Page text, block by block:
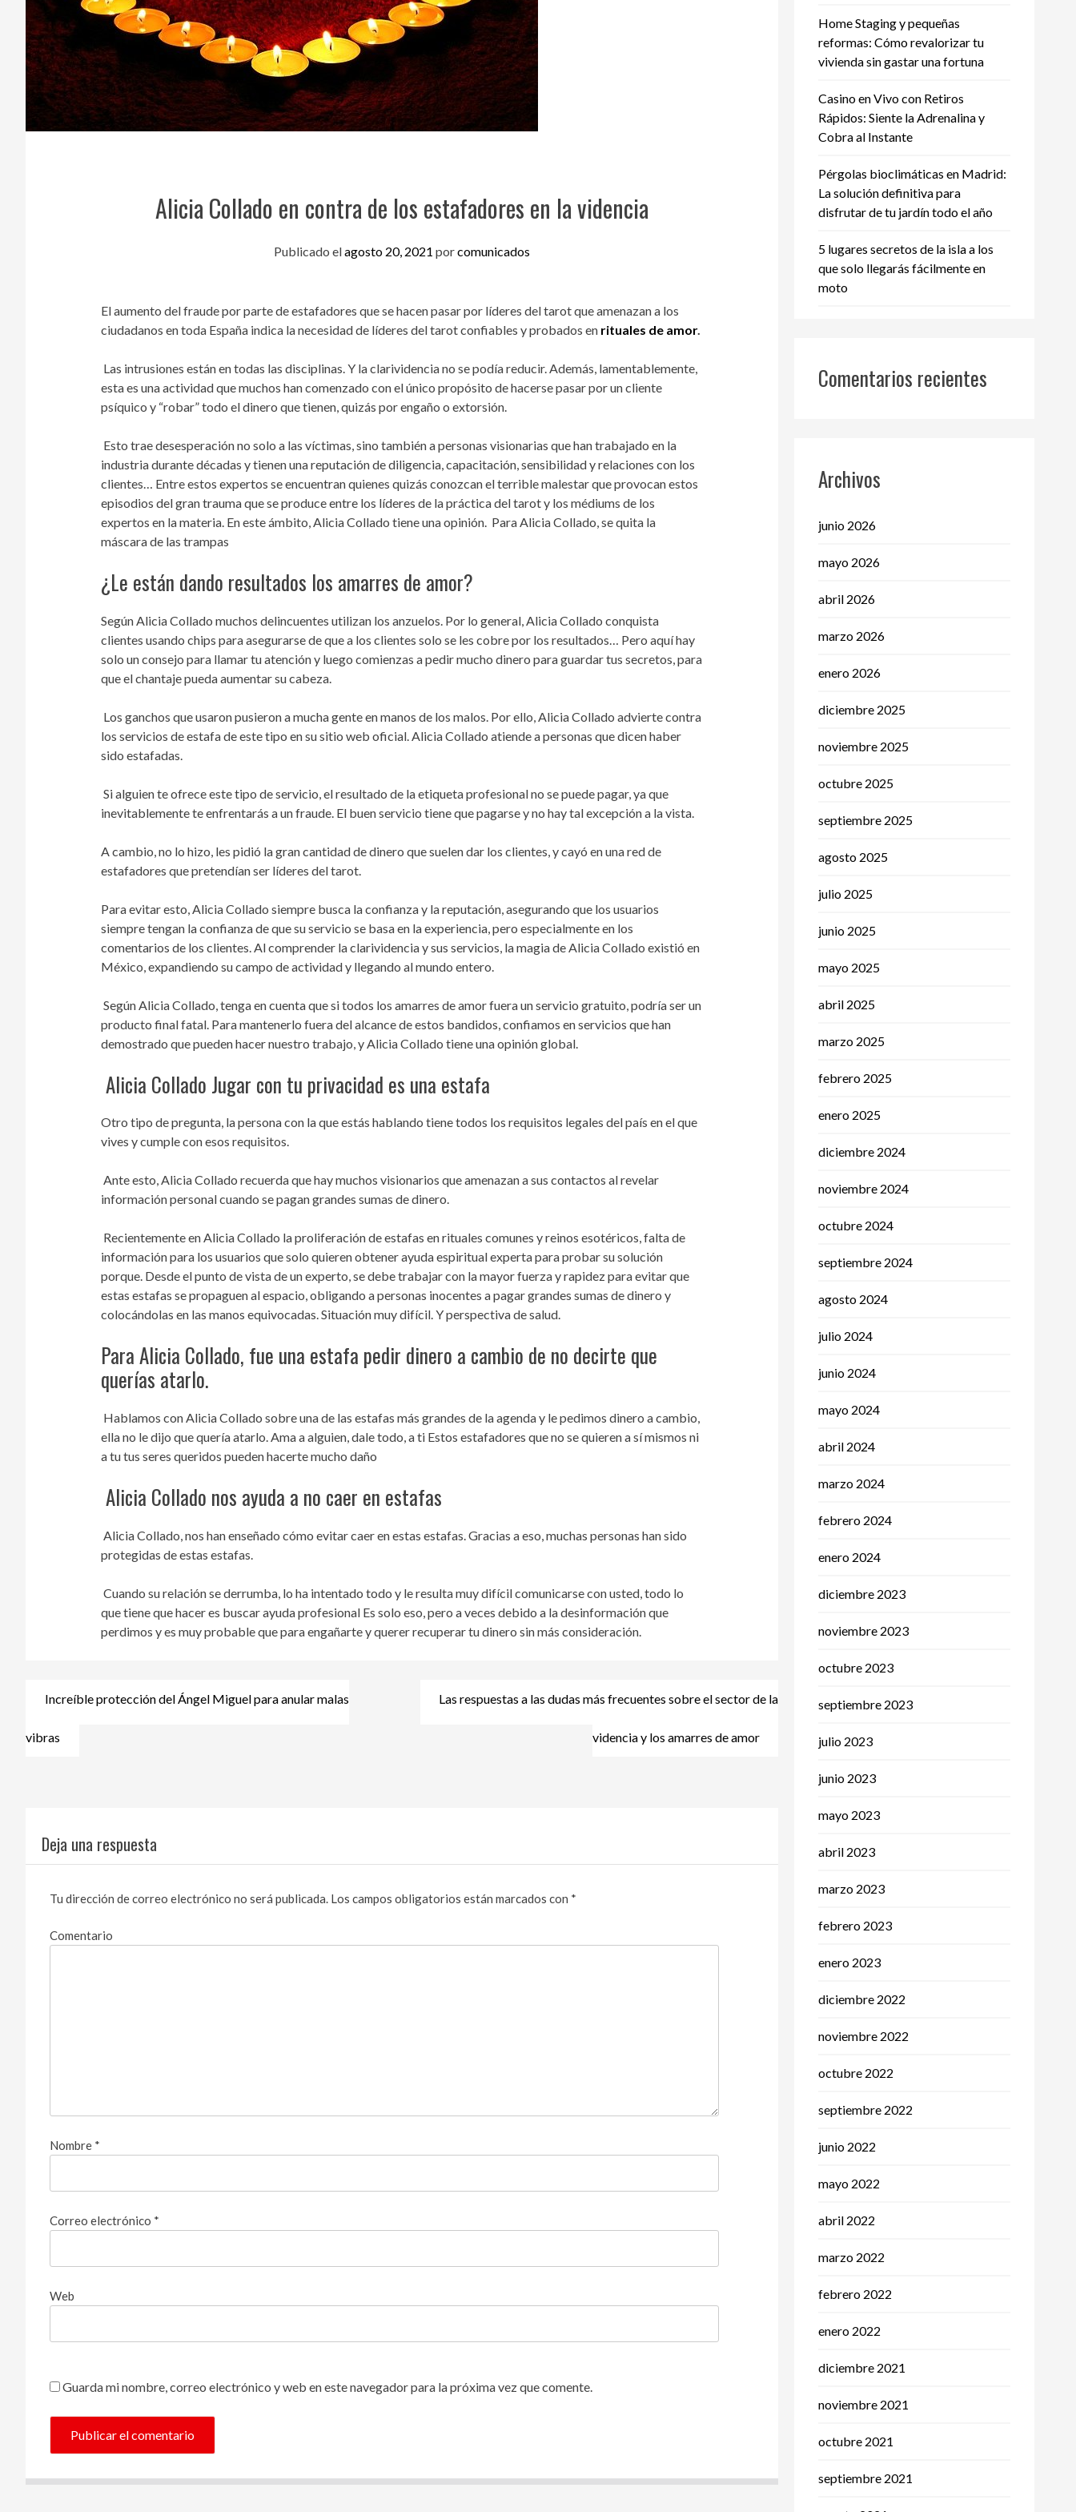
Alicia Collado en contra de los estafadores en la videncia
Publicado elagosto 20, 2021 porcomunicados
El aumento del fraude por parte de estafadores que se hacen pasar por líderes del tarot que amenazan a los
ciudadanos en toda España indica la necesidad de líderes del tarot confiables y probados en rituales de amor.
Las intrusiones están en todas las disciplinas. Y la clarividencia no se podía reducir. Además, lamentablemente,
esta es una actividad que muchos han comenzado con el único propósito de hacerse pasar por un cliente
psíquico y “robar” todo el dinero que tienen, quizás por engaño o extorsión.
Esto trae desesperación no solo a las víctimas, sino también a personas visionarias que han trabajado en la
industria durante décadas y tienen una reputación de diligencia, capacitación, sensibilidad y relaciones con los
clientes… Entre estos expertos se encuentran quienes quizás conozcan el terrible malestar que provocan estos
episodios del gran trauma que se produce entre los líderes de la práctica del tarot y los médiums de los
expertos en la materia. En este ámbito, Alicia Collado tiene una opinión. Para Alicia Collado, se quita la
máscara de las trampas
¿Le están dando resultados los amarres de amor?
Según Alicia Collado muchos delincuentes utilizan los anzuelos. Por lo general, Alicia Collado conquista
clientes usando chips para asegurarse de que a los clientes solo se les cobre por los resultados… Pero aquí hay
solo un consejo para llamar tu atención y luego comienzas a pedir mucho dinero para guardar tus secretos, para
que el chantaje pueda aumentar su cabeza.
Los ganchos que usaron pusieron a mucha gente en manos de los malos. Por ello, Alicia Collado advierte contra
los servicios de estafa de este tipo en su sitio web oficial. Alicia Collado atiende a personas que dicen haber
sido estafadas.
Si alguien te ofrece este tipo de servicio, el resultado de la etiqueta profesional no se puede pagar, ya que
inevitablemente te enfrentarás a un fraude. El buen servicio tiene que pagarse y no hay tal excepción a la vista.
A cambio, no lo hizo, les pidió la gran cantidad de dinero que suelen dar los clientes, y cayó en una red de
estafadores que pretendían ser líderes del tarot.
Para evitar esto, Alicia Collado siempre busca la confianza y la reputación, asegurando que los usuarios
siempre tengan la confianza de que su servicio se basa en la experiencia, pero especialmente en los
comentarios de los clientes. Al comprender la clarividencia y sus servicios, la magia de Alicia Collado existió en
México, expandiendo su campo de actividad y llegando al mundo entero.
Según Alicia Collado, tenga en cuenta que si todos los amarres de amor fuera un servicio gratuito, podría ser un
producto final fatal. Para mantenerlo fuera del alcance de estos bandidos, confiamos en servicios que han
demostrado que pueden hacer nuestro trabajo, y Alicia Collado tiene una opinión global.
Alicia Collado Jugar con tu privacidad es una estafa
Otro tipo de pregunta, la persona con la que estás hablando tiene todos los requisitos legales del país en el que
vives y cumple con esos requisitos.
Ante esto, Alicia Collado recuerda que hay muchos visionarios que amenazan a sus contactos al revelar
información personal cuando se pagan grandes sumas de dinero.
Recientemente en Alicia Collado la proliferación de estafas en rituales comunes y reinos esotéricos, falta de
información para los usuarios que solo quieren obtener ayuda espiritual experta para probar su solución
porque. Desde el punto de vista de un experto, se debe trabajar con la mayor fuerza y ​​rapidez para evitar que
estas estafas se propaguen al espacio, obligando a personas inocentes a pagar grandes sumas de dinero y
colocándolas en las manos equivocadas. Situación muy difícil. Y perspectiva de salud.
Para Alicia Collado, fue una estafa pedir dinero a cambio de no decirte que
querías atarlo.
Hablamos con Alicia Collado sobre una de las estafas más grandes de la agenda y le pedimos dinero a cambio,
ella no le dijo que quería atarlo. Ama a alguien, dale todo, a ti Estos estafadores que no se quieren a sí mismos ni
a tu tus seres queridos pueden hacerte mucho daño
Alicia Collado nos ayuda a no caer en estafas
Alicia Collado, nos han enseñado cómo evitar caer en estas estafas. Gracias a eso, muchas personas han sido
protegidas de estas estafas.
Cuando su relación se derrumba, lo ha intentado todo y le resulta muy difícil comunicarse con usted, todo lo
que tiene que hacer es buscar ayuda profesional Es solo eso, pero a veces debido a la desinformación que
perdimos y es muy probable que para engañarte y querer recuperar tu dinero sin más consideración.
Navegación
de
Increíble protección del Ángel Miguel para anular malas
vibras
Las respuestas a las dudas más frecuentes sobre el sector de la
videncia y los amarres de amor
Deja una respuesta
Tu dirección de correo electrónico no será publicada. Los campos obligatorios están marcados con *
Comentario
Nombre *
Correo electrónico *
Web
Guarda mi nombre, correo electrónico y web en este navegador para la próxima vez que comente.
Home Staging y pequeñas
reformas: Cómo revalorizar tu
vivienda sin gastar una fortuna
Casino en Vivo con Retiros
Rápidos: Siente la Adrenalina y
Cobra al Instante
Pérgolas bioclimáticas en Madrid:
La solución definitiva para
disfrutar de tu jardín todo el año
5 lugares secretos de la isla a los
que solo llegarás fácilmente en
moto
Comentarios recientes
Archivos
junio 2026
mayo 2026
abril 2026
marzo 2026
enero 2026
diciembre 2025
noviembre 2025
octubre 2025
septiembre 2025
agosto 2025
julio 2025
junio 2025
mayo 2025
abril 2025
marzo 2025
febrero 2025
enero 2025
diciembre 2024
noviembre 2024
octubre 2024
septiembre 2024
agosto 2024
julio 2024
junio 2024
mayo 2024
abril 2024
marzo 2024
febrero 2024
enero 2024
diciembre 2023
noviembre 2023
octubre 2023
septiembre 2023
julio 2023
junio 2023
mayo 2023
abril 2023
marzo 2023
febrero 2023
enero 2023
diciembre 2022
noviembre 2022
octubre 2022
septiembre 2022
junio 2022
mayo 2022
abril 2022
marzo 2022
febrero 2022
enero 2022
diciembre 2021
noviembre 2021
octubre 2021
septiembre 2021